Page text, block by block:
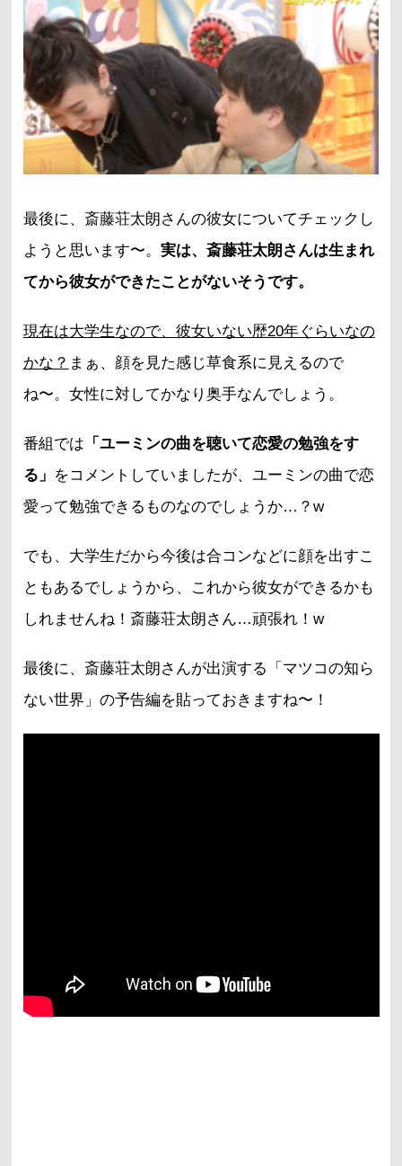
最後に、斎藤荘太朗さんの彼女についてチェックし
ようと思います〜。 実は、斎藤荘太朗さんは生まれ
てから彼女ができたことがないそうです。
現在は大学生なので、彼女いない歴20年ぐらいなの
かな？ まぁ、顔を見た感じ草食系に見えるので
ね〜。女性に対してかなり奥手なんでしょう。
番組では 「ユーミンの曲を聴いて恋愛の勉強をす
る」 をコメントしていましたが、ユーミンの曲で恋
愛って勉強できるものなのでしょうか…？w
でも、大学生だから今後は合コンなどに顔を出すこ
ともあるでしょうから、これから彼女ができるかも
しれませんね！斎藤荘太朗さん…頑張れ！w
最後に、斎藤荘太朗さんが出演する「マツコの知ら
ない世界」の予告編を貼っておきますね〜！